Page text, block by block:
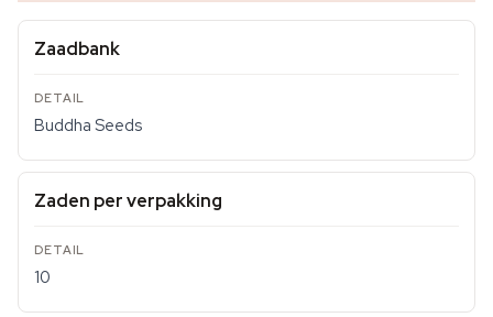
Zaadbank
Buddha Seeds
Zaden per verpakking
10